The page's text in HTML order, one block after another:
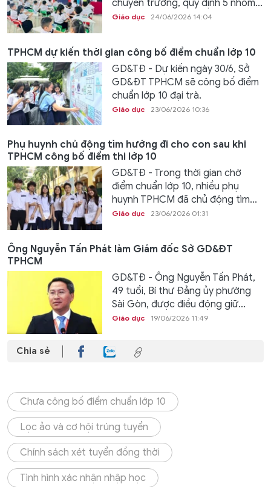
chuyển trường, quy định 5 nhóm...
Giáo dục 24/06/2026 14:04
TPHCM dự kiến thời gian công bố điểm chuẩn lớp 10
GD&TĐ - Dự kiến ngày 30/6, Sở
GD&ĐT TPHCM sẽ công bố điểm
chuẩn lớp 10 đại trà.
Giáo dục 23/06/2026 10:36
Phụ huynh chủ động tìm hướng đi cho con sau khi
TPHCM công bố điểm thi lớp 10
GD&TĐ - Trong thời gian chờ
điểm chuẩn lớp 10, nhiều phụ
huynh TPHCM đã chủ động tìm...
Giáo dục 23/06/2026 01:31
Ông Nguyễn Tấn Phát làm Giám đốc Sở GD&ĐT
TPHCM
GD&TĐ - Ông Nguyễn Tấn Phát,
49 tuổi, Bí thư Đảng ủy phường
Sài Gòn, được điều động giữ...
Giáo dục 19/06/2026 11:49
Chia sẻ
Chưa công bố điểm chuẩn lớp 10
Lọc ảo và cơ hội trúng tuyển
Chính sách xét tuyển đồng thời
Tình hình xác nhận nhập học